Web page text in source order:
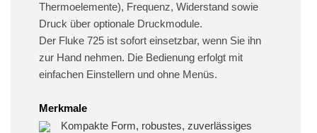
Thermoelemente), Frequenz, Widerstand sowie
Druck über optionale Druckmodule.
Der Fluke 725 ist sofort einsetzbar, wenn Sie ihn
zur Hand nehmen. Die Bedienung erfolgt mit
einfachen Einstellern und ohne Menüs.
Merkmale
Kompakte Form, robustes, zuverlässiges